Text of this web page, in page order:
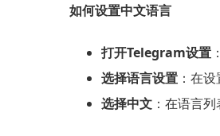
如何设置中文语言
打开Telegram设置
选择语言设置 ：在
选择中文 ：在语言